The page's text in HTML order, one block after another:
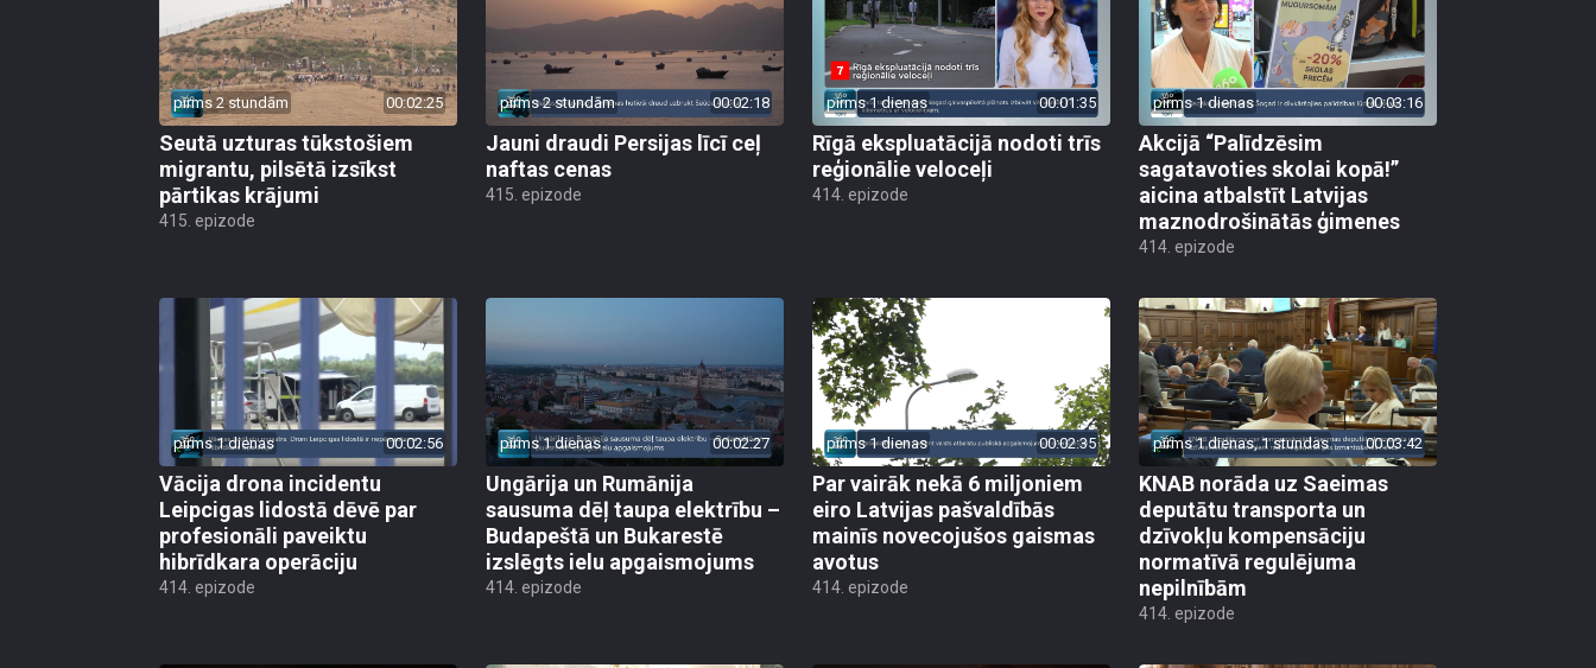
pirms 2 stundām 00:02:25
Seutā uzturas tūkstošiem
migrantu, pilsētā izsīkst
pārtikas krājumi
415. epizode
pirms 2 stundām 00:02:18
Jauni draudi Persijas līcī ceļ
naftas cenas
415. epizode
pirms 1 dienas 00:01:35
Rīgā ekspluatācijā nodoti trīs
reģionālie veloceļi
414. epizode
pirms 1 dienas 00:03:16
Akcijā “Palīdzēsim
sagatavoties skolai kopā!”
aicina atbalstīt Latvijas
maznodrošinātās ģimenes
414. epizode
pirms 1 dienas 00:02:56
Vācija drona incidentu
Leipcigas lidostā dēvē par
profesionāli paveiktu
hibrīdkara operāciju
414. epizode
pirms 1 dienas 00:02:27
Ungārija un Rumānija
sausuma dēļ taupa elektrību –
Budapeštā un Bukarestē
izslēgts ielu apgaismojums
414. epizode
pirms 1 dienas 00:02:35
Par vairāk nekā 6 miljoniem
eiro Latvijas pašvaldībās
mainīs novecojušos gaismas
avotus
414. epizode
pirms 1 dienas, 1 stundas 00:03:42
KNAB norāda uz Saeimas
deputātu transporta un
dzīvokļu kompensāciju
normatīvā regulējuma
nepilnībām
414. epizode